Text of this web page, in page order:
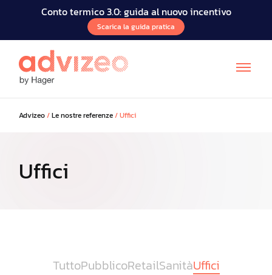
Conto termico 3.0: guida al nuovo incentivo
Scarica la guida pratica
Advizeo/Le nostre referenze/Uffici
Uffici
TuttoPubblicoRetailSanitàUffici